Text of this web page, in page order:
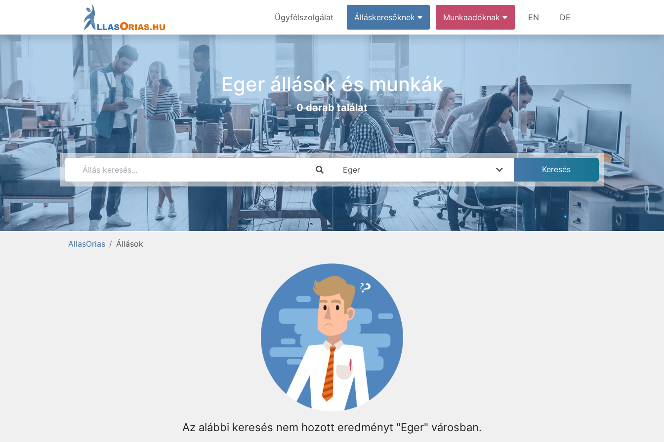
Ügyfélszolgálat Álláskeresőknek Munkaadóknak EN DE
Eger állások és munkák
0 darab találat
AllasOrias Állások
Az alábbi keresés nem hozott eredményt "Eger" városban.